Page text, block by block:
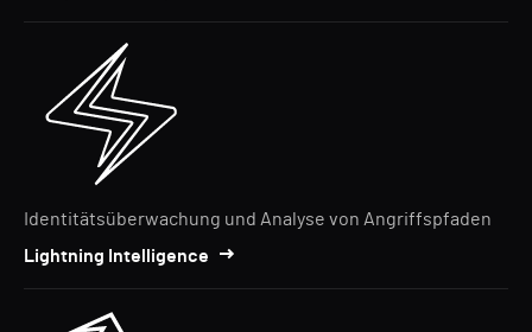
Identitätsüberwachung und Analyse von Angriffspfaden
Lightning Intelligence